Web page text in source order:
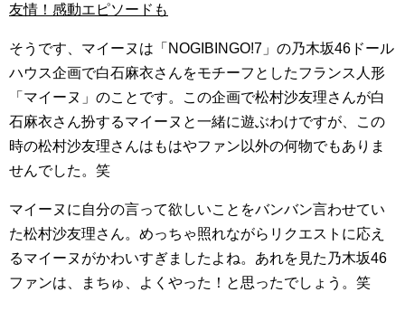
友情！感動エピソードも
そうです、マイーヌは「NOGIBINGO!7」の乃木坂46ドール
ハウス企画で白石麻衣さんをモチーフとしたフランス人形
「マイーヌ」のことです。この企画で松村沙友理さんが白
石麻衣さん扮するマイーヌと一緒に遊ぶわけですが、この
時の松村沙友理さんはもはやファン以外の何物でもありま
せんでした。笑
マイーヌに自分の言って欲しいことをバンバン言わせてい
た松村沙友理さん。めっちゃ照れながらリクエストに応え
るマイーヌがかわいすぎましたよね。あれを見た乃木坂46
ファンは、まちゅ、よくやった！と思ったでしょう。笑